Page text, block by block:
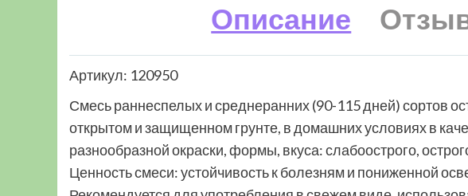
Описание
Артикул: 120950
Смесь раннеспелых и среднеранних (90-115 дней) сортов
открытом и защищенном грунте, в домашних условиях в
разнообразной окраски, формы, вкуса: слабоострого,
Ценность смеси: устойчивость к болезням и пониженной